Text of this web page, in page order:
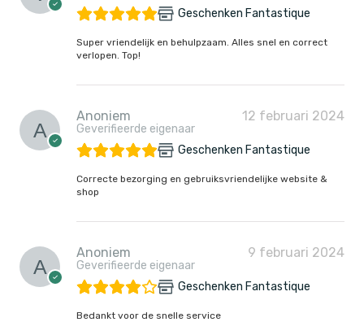
Geschenken Fantastique
Super vriendelijk en behulpzaam. Alles snel en correct
verlopen. Top!
Anoniem
Geverifieerde eigenaar
12 februari 2024
Geschenken Fantastique
Correcte bezorging en gebruiksvriendelijke website &
shop
Anoniem
Geverifieerde eigenaar
9 februari 2024
Geschenken Fantastique
Bedankt voor de snelle service